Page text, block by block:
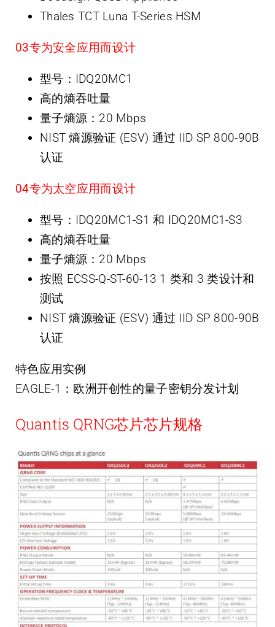
Thales TCT Luna T-Series HSM
03专为安全应用而设计
型号：IDQ20MC1
高的熵吞吐量
量子熵源：20 Mbps
NIST 熵源验证 (ESV) 通过 IID SP 800-90B
认证
04专为太空应用而设计
型号：IDQ20MC1-S1 和 IDQ20MC1-S3
高的熵吞吐量
量子熵源：20 Mbps
按照 ECSS-Q-ST-60-13 1 类和 3 类设计和
测试
NIST 熵源验证 (ESV) 通过 IID SP 800-90B
认证
特色应用实例
EAGLE-1：欧洲开创性的量子密钥分发计划
Quantis QRNG芯片芯片规格